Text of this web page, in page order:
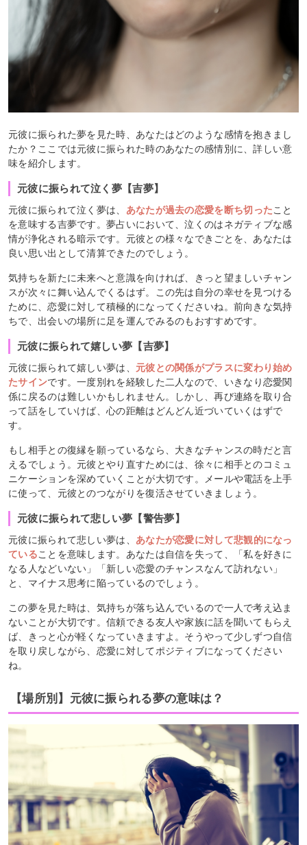
元彼に振られた夢を見た時、あなたはどのような感情を抱きまし
たか？ここでは元彼に振られた時のあなたの感情別に、詳しい意
味を紹介します。
元彼に振られて泣く夢【吉夢】
元彼に振られて泣く夢は、 あなたが過去の恋愛を断ち切ったこと
を意味する吉夢です。夢占いにおいて、泣くのはネガティブな感
情が浄化される暗示です。元彼との様々なできごとを、あなたは
良い思い出として清算できたのでしょう。
気持ちを新たに未来へと意識を向ければ、きっと望ましいチャン
スが次々に舞い込んでくるはず。この先は自分の幸せを見つける
ために、恋愛に対して積極的になってくださいね。前向きな気持
ちで、出会いの場所に足を運んでみるのもおすすめです。
元彼に振られて嬉しい夢【吉夢】
元彼に振られて嬉しい夢は、 元彼との関係がプラスに変わり始め
たサインです。一度別れを経験した二人なので、いきなり恋愛関
係に戻るのは難しいかもしれません。しかし、再び連絡を取り合
って話をしていけば、心の距離はどんどん近づいていくはずで
す。
もし相手との復縁を願っているなら、大きなチャンスの時だと言
えるでしょう。元彼とやり直すためには、徐々に相手とのコミュ
ニケーションを深めていくことが大切です。メールや電話を上手
に使って、元彼とのつながりを復活させていきましょう。
元彼に振られて悲しい夢【警告夢】
元彼に振られて悲しい夢は、 あなたが恋愛に対して悲観的になっ
ていることを意味します。あなたは自信を失って、「私を好きに
なる人などいない」「新しい恋愛のチャンスなんて訪れない」
と、マイナス思考に陥っているのでしょう。
この夢を見た時は、気持ちが落ち込んでいるので一人で考え込ま
ないことが大切です。信頼できる友人や家族に話を聞いてもらえ
ば、きっと心が軽くなっていきますよ。そうやって少しずつ自信
を取り戻しながら、恋愛に対してポジティブになってください
ね。
【場所別】元彼に振られる夢の意味は？